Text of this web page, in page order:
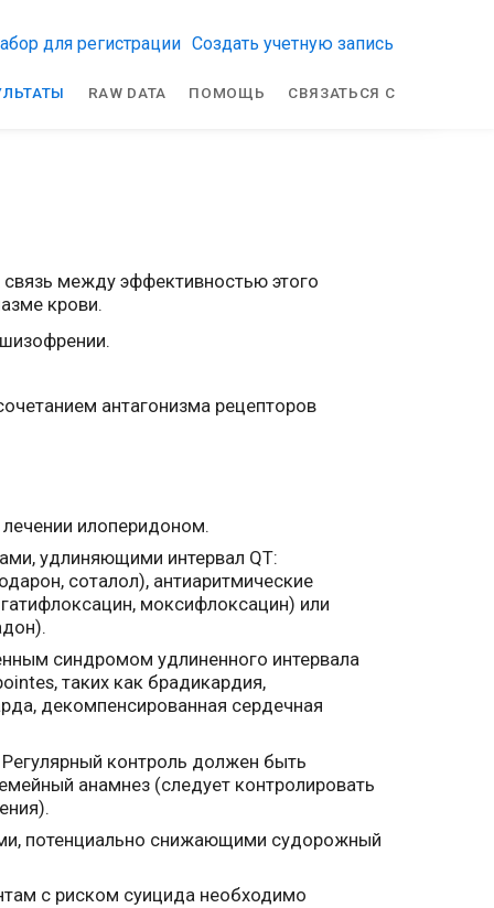
для регистрации Создать учетную запись
RAW DATA ПОМОЩЬ СВЯЗАТЬСЯ С
между эффективностью этого
крови.
антагонизма рецепторов
илоперидоном.
удлиняющими интервал QT:
соталол), антиаритмические
моксифлоксацин) или
синдромом удлиненного интервала
таких как брадикардия,
декомпенсированная сердечная
контроль должен быть
анамнез (следует контролировать
потенциально снижающими судорожный
с риском суицида необходимо